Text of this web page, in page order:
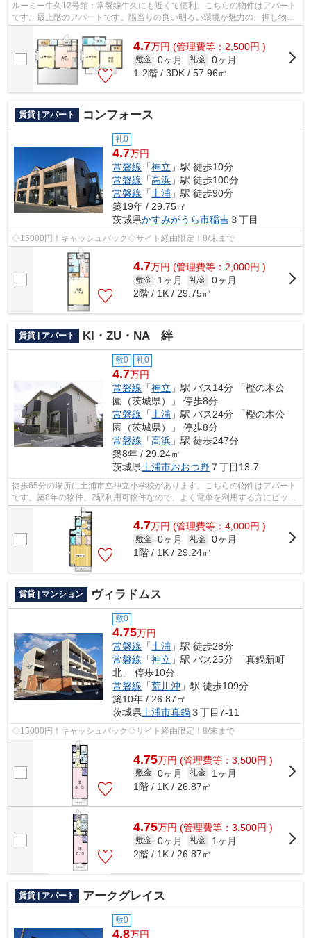
ルーミー牛久12号館：常磐線牛久にも近くて便利。こちらの物件はアパート
です。最上階のアパートです。陽当りの良い明るい環境が魅力の一押し物件
4.7万円 (管理費等：2,500円 )
敷金 0ヶ月 礼金 0ヶ月
1-2階 / 3DK / 57.96㎡
賃貸 | アパート コンフォース
礼0
4.7万円
常磐線 「神立 」駅 徒歩10分
常磐線 「高浜 」駅 徒歩100分
常磐線 「土浦 」駅 徒歩90分
築19年 / 29.75㎡
茨城県かすみがうら市稲吉３丁目
◇15000円！キャッシュバック◇サイト経由限定！8/末まで
4.7万円 (管理費等：2,000円 )
敷金 1ヶ月 礼金 0ヶ月
2階 / 1K / 29.75㎡
賃貸 | アパート KI・ZU・NA 絆
敷0 礼0
4.7万円
常磐線 「神立 」駅 バス14分 「樫の木公
園（茨城県）」 停歩8分
常磐線 「土浦 」駅 バス24分 「樫の木公
園（茨城県）」 停歩8分
常磐線 「高浜 」駅 徒歩247分
築8年 / 29.24㎡
茨城県土浦市おおつ野 ７丁目13-7
徒歩65分の場所に土浦市立神立小学校があります。こちらの物件はアパート
です。築8年の物件。2駅利用可物件なので、よく電車を利用する方にピッタ
リですね。より詳しい情報や内見のご...
4.7万円 (管理費等：4,000円 )
敷金 0ヶ月 礼金 0ヶ月
1階 / 1K / 29.24㎡
賃貸 | マンション ヴィラドムス
敷0
4.75万円
常磐線 「土浦 」駅 徒歩28分
常磐線 「神立 」駅 バス25分 「真鍋新町
北」 停歩10分
常磐線 「荒川沖 」駅 徒歩109分
築10年 / 26.87㎡
茨城県土浦市真鍋３丁目7-11
◇15000円！キャッシュバック◇サイト経由限定！8/末まで
4.75万円 (管理費等：3,500円 )
敷金 0ヶ月 礼金
1ヶ月
1階 / 1K / 26.87㎡
4.75万円 (管理費等：3,500円 )
敷金 0ヶ月 礼金
1ヶ月
2階 / 1K / 26.87㎡
賃貸 | アパート アークグレイス
敷0
4.8万円